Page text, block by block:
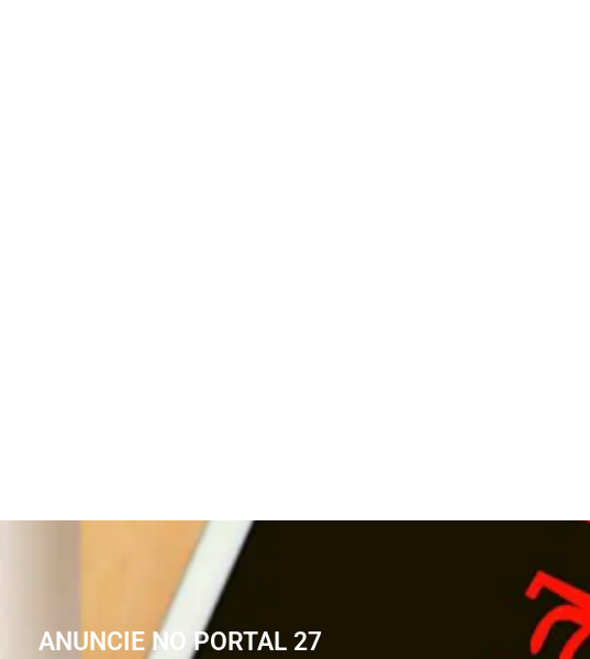
ANUNCIE NO PORTAL 27